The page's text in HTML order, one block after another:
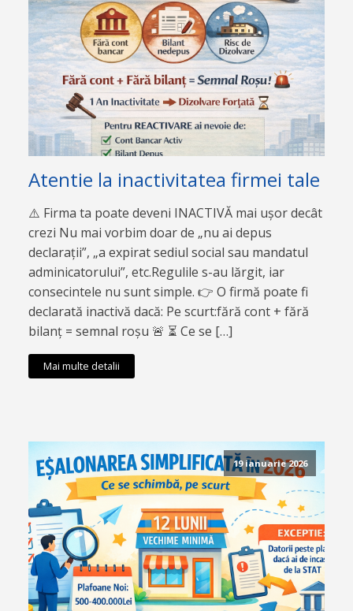
Atentie la inactivitatea firmei tale
⚠️ Firma ta poate deveni INACTIVĂ mai ușor decât
crezi Nu mai vorbim doar de „nu ai depus
declarații”, „a expirat sediul social sau mandatul
adminicatorului”, etc.Regulile s-au lărgit, iar
consecintele nu sunt simple. 👉 O firmă poate fi
declarată inactivă dacă: Pe scurt:fără cont + fără
bilanț = semnal roșu 🚨 ⏳ Ce se […]
Mai multe detalii
19 ianuarie 2026